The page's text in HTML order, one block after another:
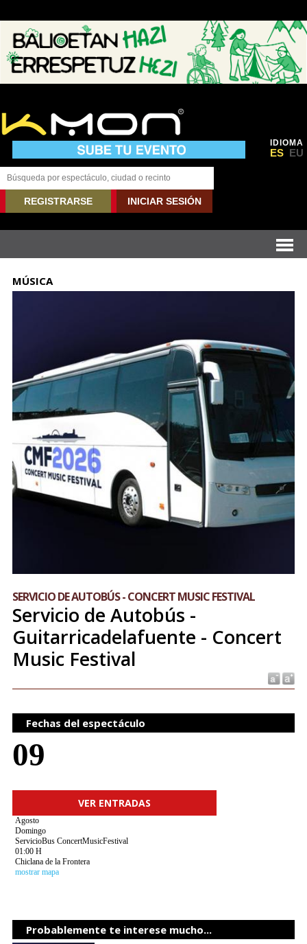
IDIOMA
ES EU
REGISTRARSE INICIAR SESIÓN
MÚSICA
SERVICIO DE AUTOBÚS - CONCERT MUSIC FESTIVAL
Servicio de Autobús -
Guitarricadelafuente - Concert
Music Festival
Fechas del espectáculo
09
VER ENTRADAS
Agosto
Domingo
ServicioBus ConcertMusicFestival
01:00 H
Chiclana de la Frontera
mostrar mapa
Probablemente te interese mucho...